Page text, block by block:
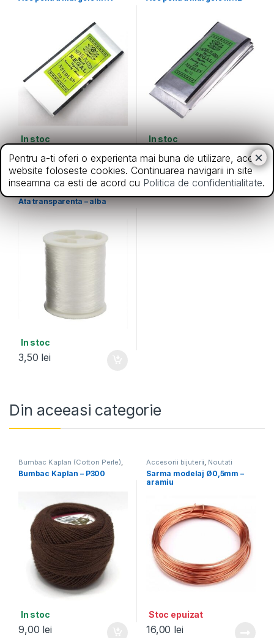
In stoc
7,00lei
In stoc
7,00lei
Ata transparenta – alba
In stoc
3,50 lei
Din aceeasi categorie
Bumbac Kaplan (Cotton Perle),
Noutati
Bumbac Kaplan – P300
In stoc
9,00 lei
Accesorii bijuterii, Noutati
Sarma modelaj Ø0,5mm –
aramiu
Stoc epuizat
16,00 lei
Pentru a-ti oferi o experienta mai buna de utilizare, acest
website foloseste cookies. Continuarea navigarii in site
inseamna ca esti de acord cu Politica de confidentialitate.